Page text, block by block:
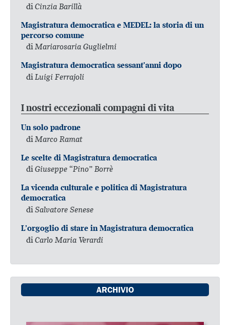
di Cinzia Barillà
Magistratura democratica e MEDEL: la storia di un
percorso comune
diMariarosaria Guglielmi
Magistratura democratica sessant’anni dopo
di Luigi Ferrajoli
I nostri eccezionali compagni di vita
Un solo padrone
di Marco Ramat
Le scelte di Magistratura democratica
diGiuseppe “Pino” Borrè
La vicenda culturale e politica di Magistratura
democratica
di Salvatore Senese
L’orgoglio di stare in Magistratura democratica
di Carlo Maria Verardi
ARCHIVIO